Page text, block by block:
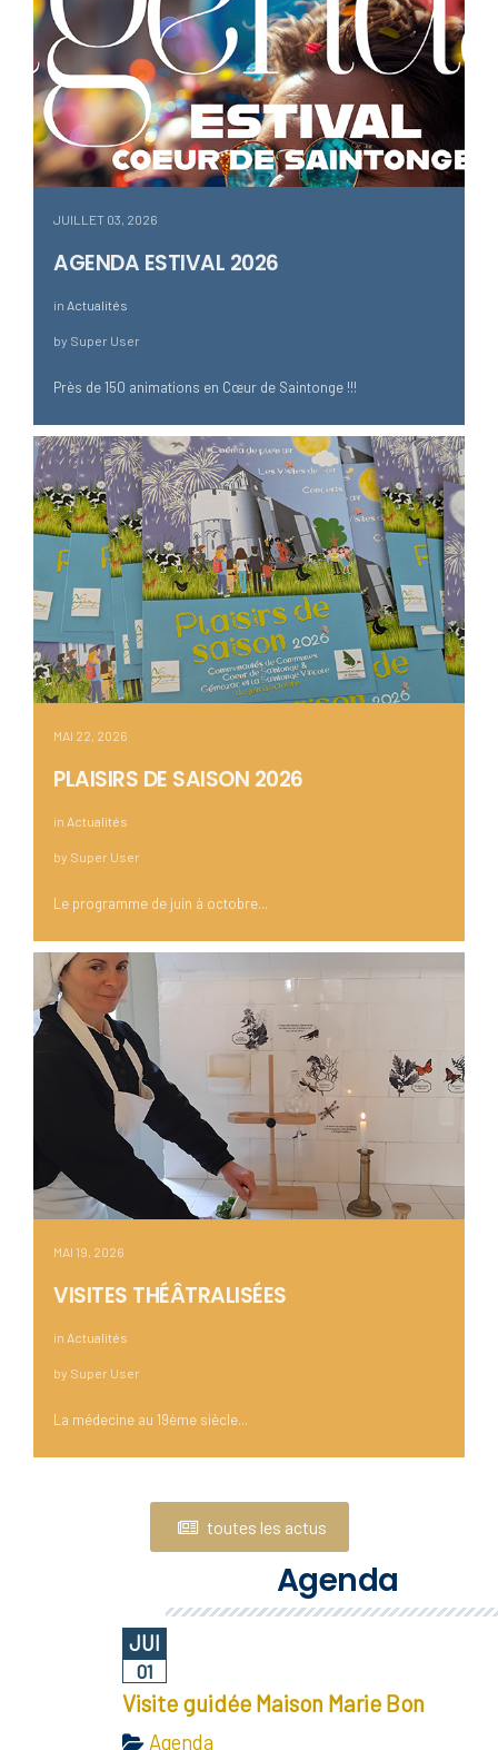
JUILLET 03, 2026
AGENDA ESTIVAL 2026
in Actualités
by Super User
Près de 150 animations en Cœur de Saintonge !!!
MAI 22, 2026
PLAISIRS DE SAISON 2026
in Actualités
by Super User
Le programme de juin à octobre...
MAI 19, 2026
VISITES THÉÂTRALISÉES
in Actualités
by Super User
La médecine au 19ème siècle...
toutes les actus
Agenda
JUI
01
Visite guidée Maison Marie Bon
Agenda